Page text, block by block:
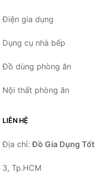
Điện gia dụng
Dụng cụ nhà bếp
Đồ dùng phòng ăn
Nội thất phòng ăn
LIÊN HỆ
Địa chỉ:Đồ Gia Dụng Tốt
3, Tp.HCM